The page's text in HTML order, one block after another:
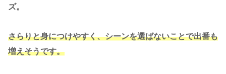
ズ。
さらりと身につけやすく、シーンを選ばないことで出番も
増えそうです。